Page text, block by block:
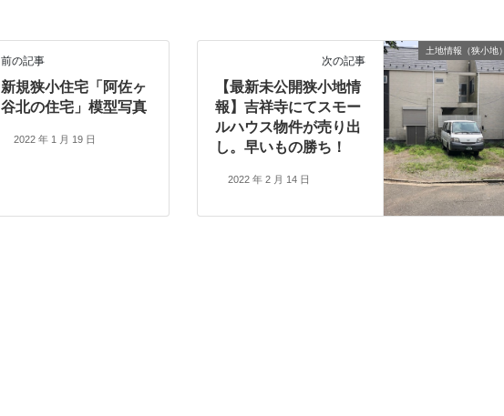
前の記事
新規狭小住宅「阿佐ヶ
谷北の住宅」模型写真
2022 年 1 月 19 日
土地情報（狭小地）
次の記事
【最新未公開狭小地情
報】吉祥寺にてスモー
ルハウス物件が売り出
し。早いもの勝ち！
2022 年 2 月 14 日